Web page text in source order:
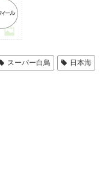
スーパー白鳥 日本海